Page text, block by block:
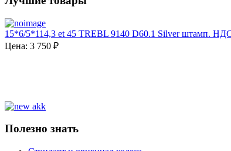
15*6/5*114,3 et 45 TREBL 9140 D60.1 Silver штамп.
Цена: 3 750 ₽
Полезно знать